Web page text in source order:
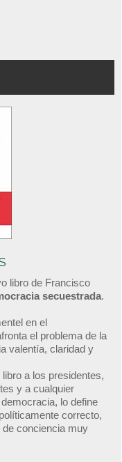
libro de Francisco
secuestrada.
en el
el problema de la
valentía, claridad y
a los presidentes,
y a cualquier
lo define
correcto,
conciencia muy